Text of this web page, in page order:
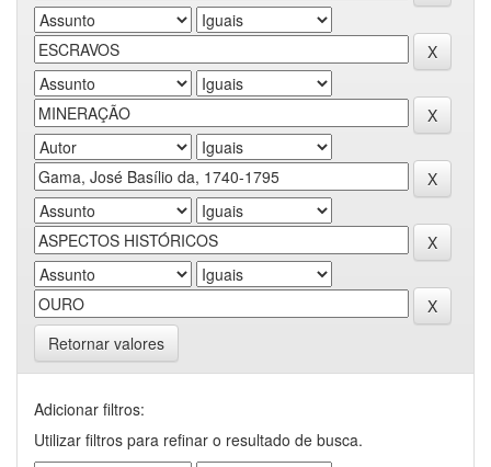
Retornar valores
Adicionar filtros:
Utilizar filtros para refinar o resultado de busca.